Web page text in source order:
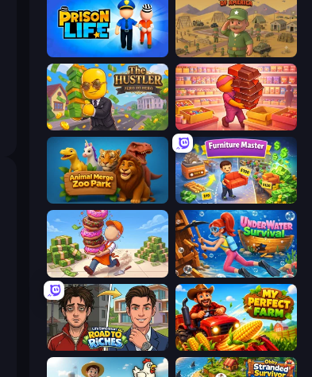
Prison Life Army Base Of America
The Hustler Candy Packing Store
Animal Merge Zoo Park Furniture Master: Idle Tycoon
Donut Place Underwater Survival
Life Simulator: Road to Riches My Perfect Farm